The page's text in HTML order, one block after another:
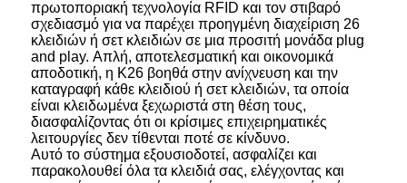
πρωτοποριακή τεχνολογία RFID και τον στιβαρό
σχεδιασμό για να παρέχει προηγμένη διαχείριση 26
κλειδιών ή σετ κλειδιών σε μια προσιτή μονάδα plug
and play. Απλή, αποτελεσματική και οικονομικά
αποδοτική, η K26 βοηθά στην ανίχνευση και την
καταγραφή κάθε κλειδιού ή σετ κλειδιών, τα οποία
είναι κλειδωμένα ξεχωριστά στη θέση τους,
διασφαλίζοντας ότι οι κρίσιμες επιχειρηματικές
λειτουργίες δεν τίθενται ποτέ σε κίνδυνο.
Αυτό το σύστημα εξουσιοδοτεί, ασφαλίζει και
παρακολουθεί όλα τα κλειδιά σας, ελέγχοντας και